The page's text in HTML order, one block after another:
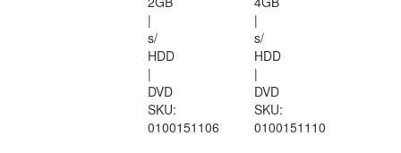
|
s/
HDD
|
DVD
SKU:
0100151106
|
s/
HDD
|
DVD
SKU:
0100151110